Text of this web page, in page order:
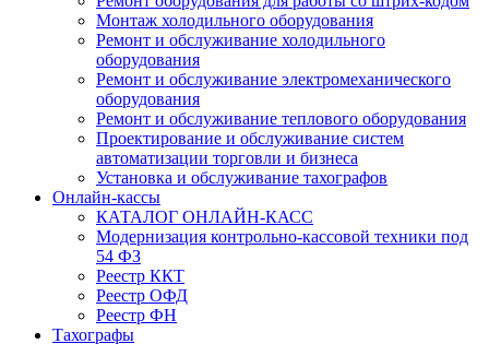
Монтаж холодильного оборудования
Ремонт и обслуживание холодильного
оборудования
Ремонт и обслуживание электромеханического
оборудования
Ремонт и обслуживание теплового оборудования
Проектирование и обслуживание систем
автоматизации торговли и бизнеса
Установка и обслуживание тахографов
Онлайн-кассы
КАТАЛОГ ОНЛАЙН-КАСС
Модернизация контрольно-кассовой техники под
54 ФЗ
Реестр ККТ
Реестр ОФД
Реестр ФН
Тахографы